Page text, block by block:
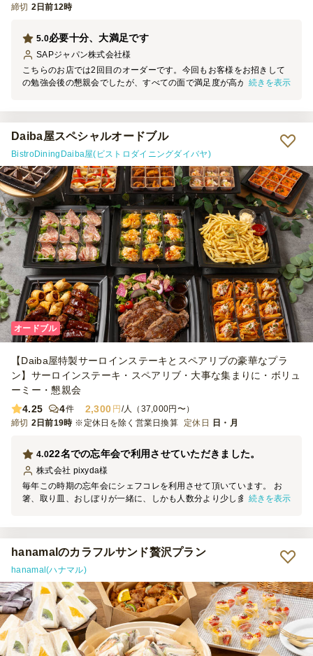
締切 2日前12時
必要十分、大満足です
5.0
SAPジャパン株式会社様
こちらのお店では2回目のオーダーです。今回もお客様をお招きして
の勉強会後の懇親会でしたが、すべての面で満足度が高かったです。
続きを表示
Daiba屋スペシャルオードブル
BistroDiningDaiba屋(ビストロダイニングダイバヤ)
オードブル
【Daiba屋特製サーロインステーキとスペアリブの豪華なプラ
ン】サーロインステーキ・スペアリブ・大事な集まりに・ボリュ
ーミー・懇親会
4.25
4件 2,300 円 /人（37,000円〜）
締切 2日前19時 ※定休日を除く営業日換算 定休日 日・月
22名での忘年会で利用させていただきました。
4.0
株式会社 pixyda様
毎年この時期の忘年会にシェフコレを利用させて頂いています。 お
箸、取り皿、おしぼりが一緒に、しかも人数分より少し多めに入れて
べない人も居るので19名分を注文。 スペアリブ、ステーキ、ソーセ
ージ、ポテト、エビマヨ、チョコケーキ等の 人気が高いものは全部
足りないという事はありませんでした。（残った物は4人くらいでタ
ッパに詰めて持って帰れる量でした） メインになる炭水化物系を他
で買ってくるとちょうどいい感じだと思います。 味についてはスペ
アリブとステーキは温める事をお勧めします。 温めなくても美味し
くはあるのですが厚みがあって少々堅いので温めたらもっとおいしい
です！ あと！チョコケーキがしっとりとしていて予想より美味しか
ったです！ 総評としては 味も量も予想通りで満足しています。
続きを表示
hanamalのカラフルサンド贅沢プラン
hanamal(ハナマル)